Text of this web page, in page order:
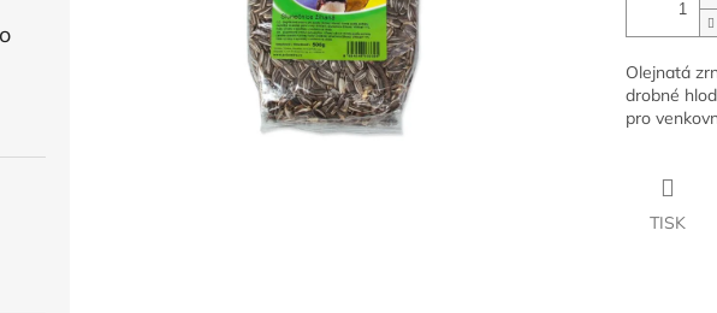
Olejnatá
drobné
pro
TISK